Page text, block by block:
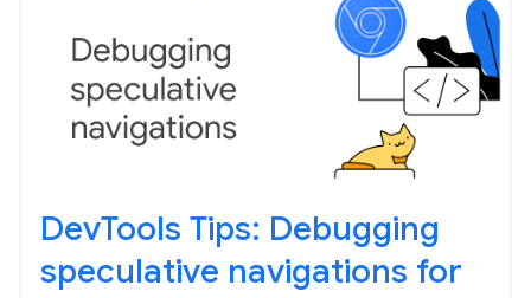
DevTools Tips: Debugging
speculative navigations for